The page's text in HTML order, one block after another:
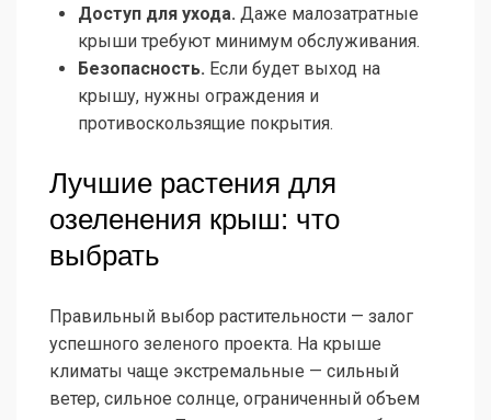
Доступ для ухода. Даже малозатратные
крыши требуют минимум обслуживания.
Безопасность. Если будет выход на
крышу, нужны ограждения и
противоскользящие покрытия.
Лучшие растения для
озеленения крыш: что
выбрать
Правильный выбор растительности — залог
успешного зеленого проекта. На крыше
климаты чаще экстремальные — сильный
ветер, сильное солнце, ограниченный объем